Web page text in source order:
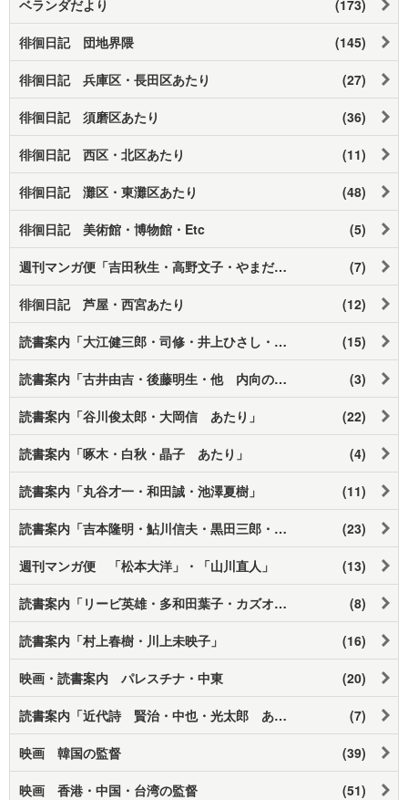
ベランダだより (173)
徘徊日記 団地界隈 (145)
徘徊日記 兵庫区・長田区あたり (27)
徘徊日記 須磨区あたり (36)
徘徊日記 西区・北区あたり (11)
徘徊日記 灘区・東灘区あたり (48)
徘徊日記 美術館・博物館・Etc (5)
週刊マンガ便「吉田秋生・高野文子・やまだ紫」 (7)
徘徊日記 芦屋・西宮あたり (12)
読書案内「大江健三郎・司修・井上ひさし・開高健 他」 (15)
読書案内「古井由吉・後藤明生・他 内向の世代あたり」 (3)
読書案内「谷川俊太郎・大岡信 あたり」 (22)
読書案内「啄木・白秋・晶子 あたり」 (4)
読書案内「丸谷才一・和田誠・池澤夏樹」 (11)
読書案内「吉本隆明・鮎川信夫・黒田三郎・荒地あたり」 (23)
週刊マンガ便 「松本大洋」・「山川直人」 (13)
読書案内「リービ英雄・多和田葉子・カズオイシグロ」国境を越えて (8)
読書案内「村上春樹・川上未映子」 (16)
映画・読書案内 パレスチナ・中東 (20)
読書案内「近代詩 賢治・中也・光太郎 あたり」 (7)
映画 韓国の監督 (39)
映画 香港・中国・台湾の監督 (51)